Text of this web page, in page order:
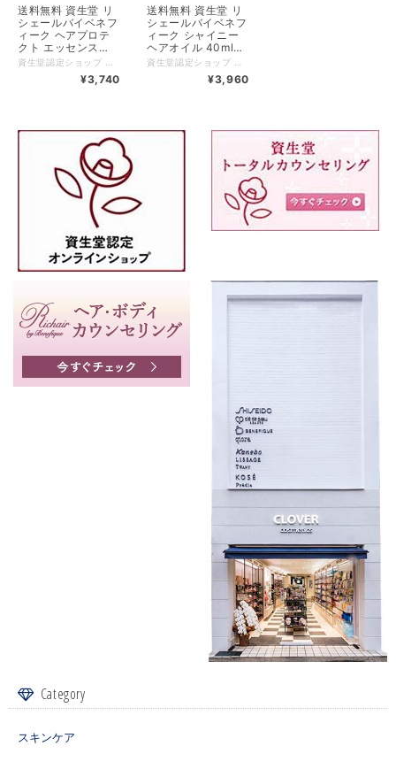
送料無料 資生堂 リ
シェールバイベネフ
ィーク ヘアプロテ
クト エッセンス
100ml 日中用ヘア
（製品コード¥3,740
送料無料 資生堂 リ
シェールバイベネフ
ィーク シャイニー
ヘアオイル 40ml
（製品コード
¥3,960
Category
スキンケア